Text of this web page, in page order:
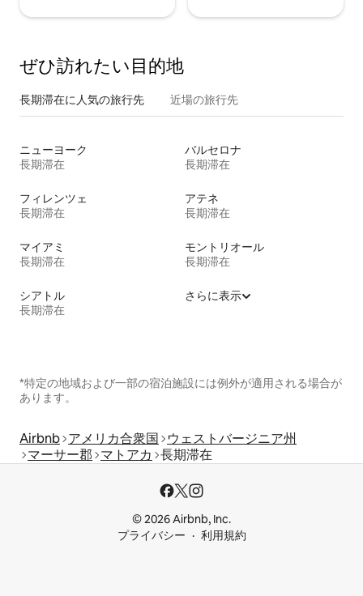
ぜひ訪⁠れ⁠た⁠い目⁠的⁠地
長期滞在に人気の旅行先 近場の旅行先
ニューヨーク
長期滞在
バルセロナ
長期滞在
フィレンツェ
長期滞在
アテネ
長期滞在
マイアミ
長期滞在
モントリオール
長期滞在
シアトル
長期滞在
さらに表示
*特定の地域および一部の宿泊施設には例外が適用される場合が
あります。
Airbnb アメリカ合衆国
ウェストバージニア州
マーサー郡 マトアカ 長期滞在
© 2026 Airbnb, Inc.
プライバシー
利用規約